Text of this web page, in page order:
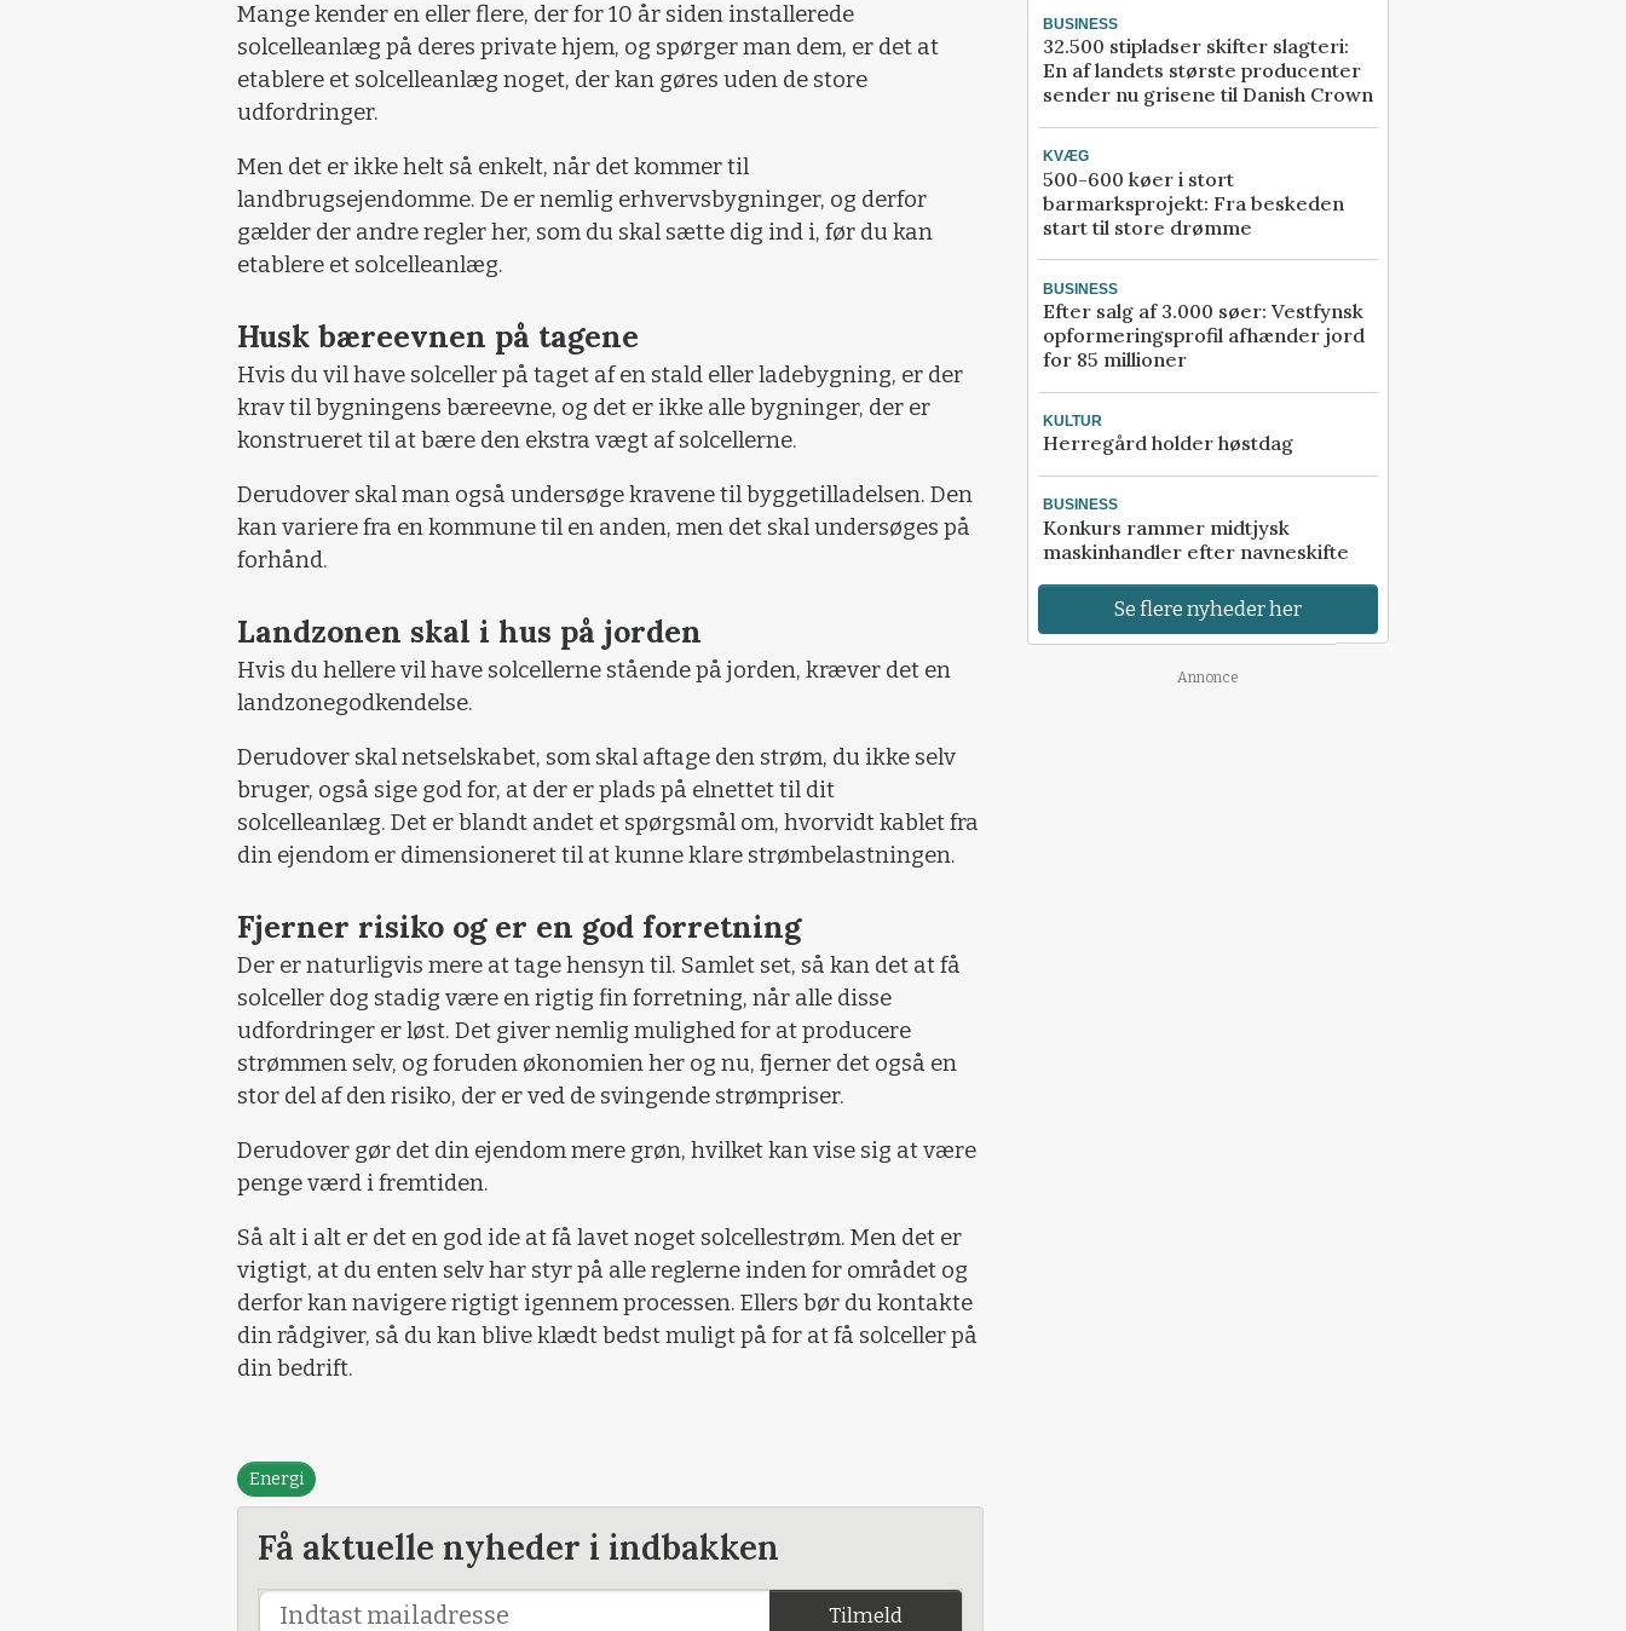
Mange kender en eller flere, der for 10 år siden installerede
solcelleanlæg på deres private hjem, og spørger man dem, er det at
etablere et solcelleanlæg noget, der kan gøres uden de store
udfordringer.
Men det er ikke helt så enkelt, når det kommer til
landbrugsejendomme. De er nemlig erhvervsbygninger, og derfor
gælder der andre regler her, som du skal sætte dig ind i, før du kan
etablere et solcelleanlæg.
Husk bæreevnen på tagene
Hvis du vil have solceller på taget af en stald eller ladebygning, er der
krav til bygningens bæreevne, og det er ikke alle bygninger, der er
konstrueret til at bære den ekstra vægt af solcellerne.
Derudover skal man også undersøge kravene til byggetilladelsen. Den
kan variere fra en kommune til en anden, men det skal undersøges på
forhånd.
Landzonen skal i hus på jorden
Hvis du hellere vil have solcellerne stående på jorden, kræver det en
landzonegodkendelse.
Derudover skal netselskabet, som skal aftage den strøm, du ikke selv
bruger, også sige god for, at der er plads på elnettet til dit
solcelleanlæg. Det er blandt andet et spørgsmål om, hvorvidt kablet fra
din ejendom er dimensioneret til at kunne klare strømbelastningen.
Fjerner risiko og er en god forretning
Der er naturligvis mere at tage hensyn til. Samlet set, så kan det at få
solceller dog stadig være en rigtig fin forretning, når alle disse
udfordringer er løst. Det giver nemlig mulighed for at producere
strømmen selv, og foruden økonomien her og nu, fjerner det også en
stor del af den risiko, der er ved de svingende strømpriser.
Derudover gør det din ejendom mere grøn, hvilket kan vise sig at være
penge værd i fremtiden.
Så alt i alt er det en god ide at få lavet noget solcellestrøm. Men det er
vigtigt, at du enten selv har styr på alle reglerne inden for området og
derfor kan navigere rigtigt igennem processen. Ellers bør du kontakte
din rådgiver, så du kan blive klædt bedst muligt på for at få solceller på
din bedrift.
Energi
Få aktuelle nyheder i indbakken
Tilmeld
BUSINESS
32.500 stipladser skifter slagteri:
En af landets største producenter
sender nu grisene til Danish Crown
KVÆG
500-600 køer i stort
barmarksprojekt: Fra beskeden
start til store drømme
BUSINESS
Efter salg af 3.000 søer: Vestfynsk
opformeringsprofil afhænder jord
for 85 millioner
KULTUR
Herregård holder høstdag
BUSINESS
Konkurs rammer midtjysk
maskinhandler efter navneskifte
Se flere nyheder her
Annonce